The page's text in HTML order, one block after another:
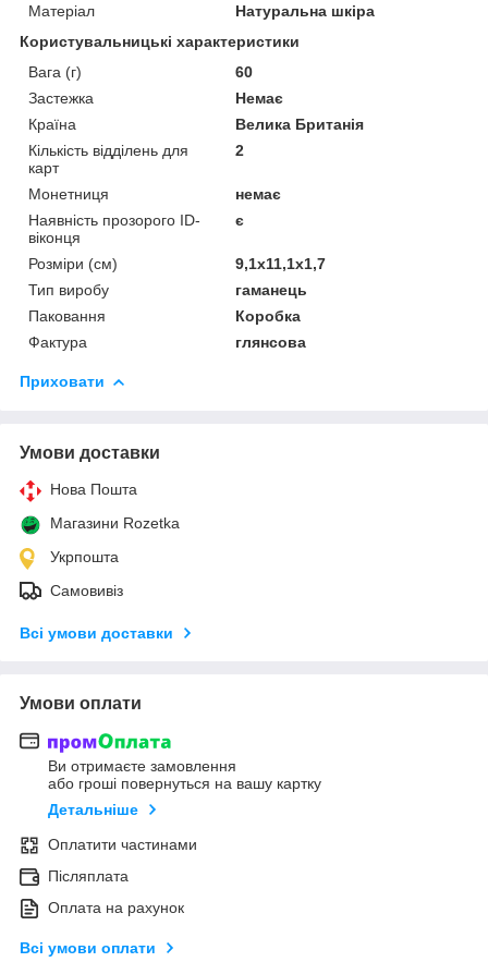
Матеріал
Натуральна шкіра
Користувальницькі характеристики
Вага (г)
60
Застежка
Немає
Країна
Велика Британія
Кількість відділень для
карт
2
Монетниця
немає
Наявність прозорого ID-
віконця
є
Розміри (см)
9,1х11,1х1,7
Тип виробу
гаманець
Паковання
Коробка
Фактура
глянсова
Приховати
Умови доставки
Нова Пошта
Магазини Rozetka
Укрпошта
Самовивіз
Всі умови доставки
Умови оплати
Ви отримаєте замовлення
або гроші повернуться на вашу картку
Детальніше
Оплатити частинами
Післяплата
Оплата на рахунок
Всі умови оплати